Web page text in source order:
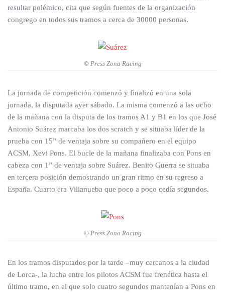
resultar polémico, cita que según fuentes de la organización
congrego en todos sus tramos a cerca de 30000 personas.
© Press Zona Racing
La jornada de competición comenzó y finalizó en una sola
jornada, la disputada ayer sábado. La misma comenzó a las ocho
de la mañana con la disputa de los tramos A1 y B1 en los que José
Antonio Suárez marcaba los dos scratch y se situaba líder de la
prueba con 15” de ventaja sobre su compañero en el equipo
ACSM, Xevi Pons. El bucle de la mañana finalizaba con Pons en
cabeza con 1” de ventaja sobre Suárez. Benito Guerra se situaba
en tercera posición demostrando un gran ritmo en su regreso a
España. Cuarto era Villanueba que poco a poco cedía segundos.
© Press Zona Racing
En los tramos disputados por la tarde –muy cercanos a la ciudad
de Lorca-, la lucha entre los pilotos ACSM fue frenética hasta el
último tramo, en el que solo cuatro segundos mantenían a Pons en